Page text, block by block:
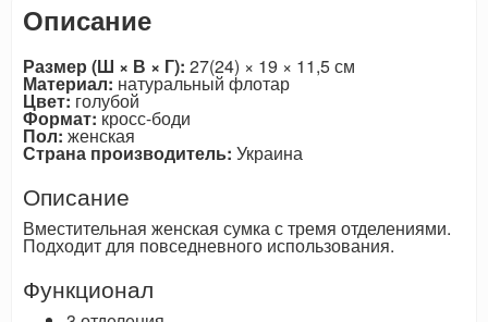
Описание
Размер (Ш × В × Г): 27(24) × 19 × 11,5 см
Материал: натуральный флотар
Цвет: голубой
Формат: кросс-боди
Пол: женская
Страна производитель: Украина
Описание
Вместительная женская сумка с тремя отделениями.
Подходит для повседневного использования.
Функционал